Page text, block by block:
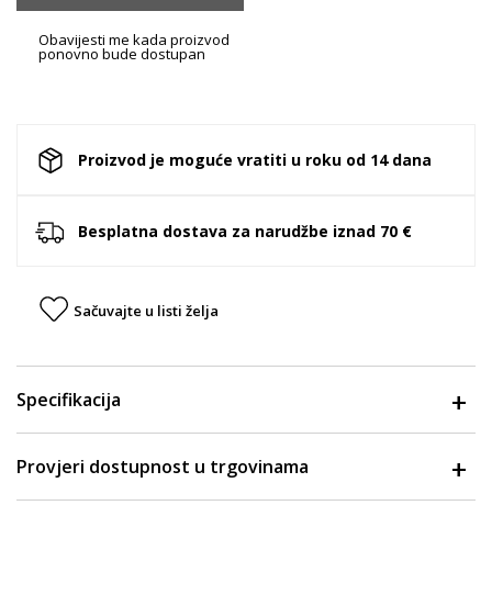
Obavijesti me kada proizvod
ponovno bude dostupan
Proizvod je moguće vratiti u roku od 14 dana
Besplatna dostava za narudžbe iznad 70 €
Sačuvajte u listi želja
Specifikacija
Provjeri dostupnost u trgovinama